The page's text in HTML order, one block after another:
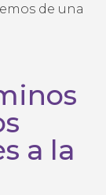
de una
a la